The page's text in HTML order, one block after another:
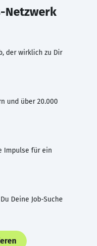
Netzwerk
der wirklich zu Dir
und über 20.000
Impulse für ein
Deine Job-Suche